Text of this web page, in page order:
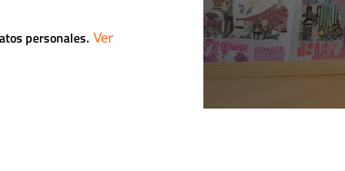
personales.